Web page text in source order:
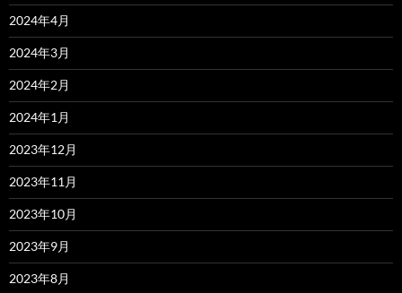
2024年4月
2024年3月
2024年2月
2024年1月
2023年12月
2023年11月
2023年10月
2023年9月
2023年8月